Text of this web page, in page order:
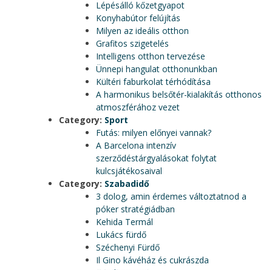
Lépésálló kőzetgyapot
Konyhabútor felújítás
Milyen az ideális otthon
Grafitos szigetelés
Intelligens otthon tervezése
Ünnepi hangulat otthonunkban
Kültéri faburkolat térhódítása
A harmonikus belsőtér-kialakítás otthonos
atmoszférához vezet
Category: Sport
Futás: milyen előnyei vannak?
A Barcelona intenzív
szerződéstárgyalásokat folytat
kulcsjátékosaival
Category: Szabadidő
3 dolog, amin érdemes változtatnod a
póker stratégiádban
Kehida Termál
Lukács fürdő
Széchenyi Fürdő
Il Gino kávéház és cukrászda